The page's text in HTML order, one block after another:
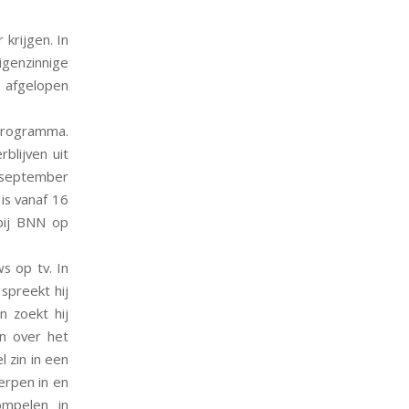
krijgen. In
uit
vanaf 16
BNN op
op tv. In
hij
zoekt hij
over het
zin in een
in en
in